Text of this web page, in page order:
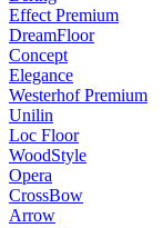
Effect Premium
DreamFloor
Concept
Elegance
Westerhof Premium
Unilin
Loc Floor
WoodStyle
Opera
CrossBow
Arrow